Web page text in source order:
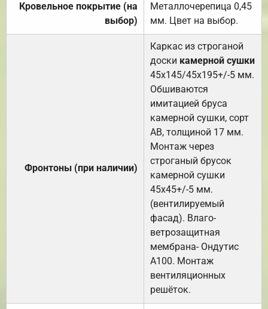
Кровельное покрытие (на
выбор)
Металлочерепица 0,45
мм. Цвет на выбор.
Фронтоны (при наличии)
Каркас из строганой
доски камерной сушки
45х145/45х195+/-5 мм.
Обшиваются
имитацией бруса
камерной сушки, сорт
АВ, толщиной 17 мм.
Монтаж через
строганый брусок
камерной сушки
45х45+/-5 мм.
(вентилируемый
фасад). Влаго-
ветрозащитная
мембрана- Ондутис
А100. Монтаж
вентиляционных
решёток.